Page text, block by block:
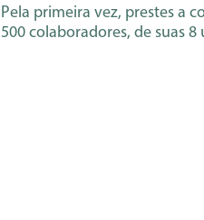
Pela primeira vez, prestes a
500 colaboradores, de suas